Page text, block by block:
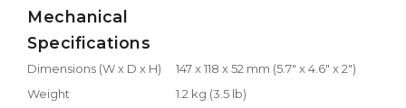
Mechanical
Specifications
Dimensions (W x D x H)
147 x 118 x 52 mm (5.7" x 4.6" x 2")
Weight
1.2 kg (3.5 lb)